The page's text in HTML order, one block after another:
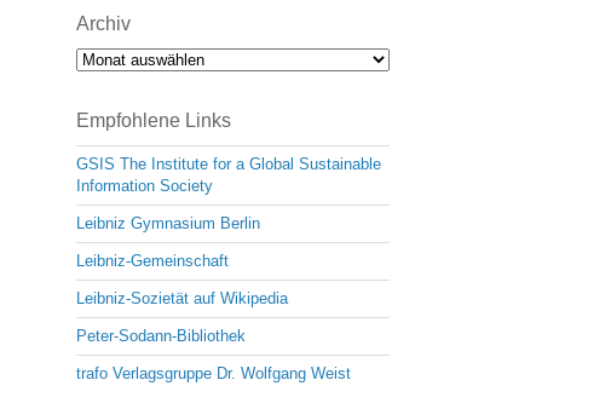
Archiv
Archiv
Empfohlene Links
GSIS The Institute for a Global Sustainable
Information Society
Leibniz Gymnasium Berlin
Leibniz-Gemeinschaft
Leibniz-Sozietät auf Wikipedia
Peter-Sodann-Bibliothek
trafo Verlagsgruppe Dr. Wolfgang Weist